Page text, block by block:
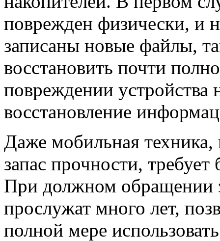
поврежден физически, и
записаны новые файлы,
восстановить почти
повреждении устройства
восстановление
Даже мобильная
запас прочности,
При должном обращении
прослужат много лет,
полной мере